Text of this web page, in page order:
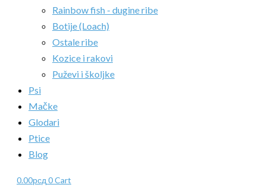
Rainbow fish - dugine ribe
Botije (Loach)
Ostale ribe
Kozice i rakovi
Puževi i školjke
Psi
Mačke
Glodari
Ptice
Blog
0.00рсд 0Cart